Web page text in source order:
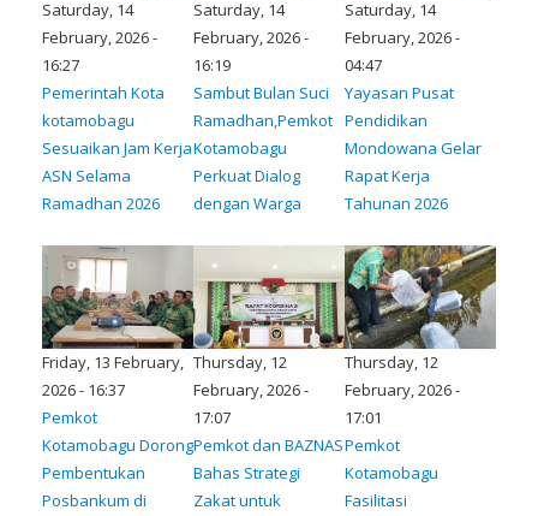
Saturday, 14
February, 2026 -
16:27
Pemerintah Kota
kotamobagu
Sesuaikan Jam Kerja
ASN Selama
Ramadhan 2026
Saturday, 14
February, 2026 -
16:19
Sambut Bulan Suci
Ramadhan,Pemkot
Kotamobagu
Perkuat Dialog
dengan Warga
Saturday, 14
February, 2026 -
04:47
Yayasan Pusat
Pendidikan
Mondowana Gelar
Rapat Kerja
Tahunan 2026
Friday, 13 February,
2026 - 16:37
Pemkot
Kotamobagu Dorong
Pembentukan
Posbankum di
Thursday, 12
February, 2026 -
17:07
Pemkot dan BAZNAS
Bahas Strategi
Zakat untuk
Thursday, 12
February, 2026 -
17:01
Pemkot
Kotamobagu
Fasilitasi